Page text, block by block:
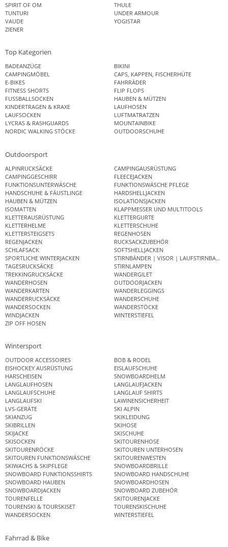
SPIRIT OF OM
THULE
TUNTURI
UNDER ARMOUR
VAUDE
YOGISTAR
ZIENER
Top Kategorien
BADEANZÜGE
BIKINI
CAMPINGMÖBEL
CAPS, KAPPEN, FISCHERHÜTE
E-BIKES
FAHRRÄDER
FITNESS SHORTS
FLIP FLOPS
FUSSBALLSOCKEN
HAUBEN & MÜTZEN
KINDERTRAGEN & KRAXE
LAUFHOSEN
LAUFSOCKEN
LUFTMATRATZEN
LYCRAS & RASHGUARDS
MOUNTAINBIKE
NORDIC WALKING STÖCKE
OUTDOORSCHUHE
Outdoorsport
ALPINRUCKSÄCKE
CAMPINGAUSRÜSTUNG
CAMPINGGESCHIRR
FLEECEJACKEN
FUNKTIONSUNTERWÄSCHE
FUNKTIONSWÄSCHE PFLEGE
HANDSCHUHE & FÄUSTLINGE
HARDSHELLJACKEN
HAUBEN & MÜTZEN
ISOLATIONSJACKEN
ISOMATTEN
KLAPPMESSER UND MULTITOOLS
KLETTERAUSRÜSTUNG
KLETTERGURTE
KLETTERHELME
KLETTERSCHUHE
KLETTERSTEIGSETS
REGENHOSEN
REGENJACKEN
RUCKSACKZUBEHÖR
SCHLAFSACK
SOFTSHELLJACKEN
SPORTLICHE WINTERJACKEN
STIRNBÄNDER | VISOR | LAUFSTIRNBAND
TAGESRUCKSÄCKE
STIRNLAMPEN
TREKKINGRUCKSÄCKE
WANDERGILET
WANDERHOSEN
OUTDOORJACKEN
WANDERKARTEN
WANDERLEGGINGS
WANDERRUCKSÄCKE
WANDERSCHUHE
WANDERSOCKEN
WANDERSTÖCKE
WINDJACKEN
WINTERSTIEFEL
ZIP OFF HOSEN
Wintersport
OUTDOOR ACCESSOIRES
BOB & RODEL
EISHOCKEY AUSRÜSTUNG
EISLAUFSCHUHE
HARSCHEISEN
SNOWBOARDHELM
LANGLAUFHOSEN
LANGLAUFJACKEN
LANGLAUFSCHUHE
LANGLAUF SHIRTS
LANGLAUFSKI
LAWINENSICHERHEIT
LVS-GERÄTE
SKI ALPIN
SKIANZUG
SKIKLEIDUNG
SKIBRILLEN
SKIHOSE
SKIJACKE
SKISCHUHE
SKISOCKEN
SKITOURENHOSE
SKITOURENRÖCKE
SKITOUREN UNTERHOSEN
SKITOUREN FUNKTIONSWÄSCHE
SKITOURENWESTEN
SKIWACHS & SKIPFLEGE
SNOWBOARDBRILLE
SNOWBOARD FUNKTIONSSHIRTS
SNOWBOARD HANDSCHUHE
SNOWBOARD HAUBEN
SNOWBOARDHOSEN
SNOWBOARDJACKEN
SNOWBOARD ZUBEHÖR
TOURENFELLE
SKITOURENJACKE
TOURENSKI & TOURSKISET
TOURENSKISCHUHE
WANDERSOCKEN
WINTERSTIEFEL
Fahrrad & Bike